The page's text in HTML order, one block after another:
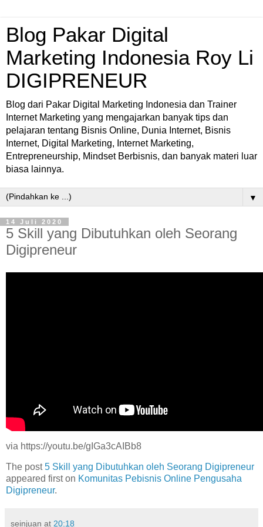
Blog Pakar Digital
Marketing Indonesia Roy Li
DIGIPRENEUR
Blog dari Pakar Digital Marketing Indonesia dan Trainer
Internet Marketing yang mengajarkan banyak tips dan
pelajaran tentang Bisnis Online, Dunia Internet, Bisnis
Internet, Digital Marketing, Internet Marketing,
Entrepreneurship, Mindset Berbisnis, dan banyak materi luar
biasa lainnya.
▼
14 Juli 2020
5 Skill yang Dibutuhkan oleh Seorang
Digipreneur
via https://youtu.be/gIGa3cAIBb8
The post5 Skill yang Dibutuhkan oleh Seorang Digipreneur
appeared first on Komunitas Pebisnis Online Pengusaha
Digipreneur.
seinjuan at 20:18